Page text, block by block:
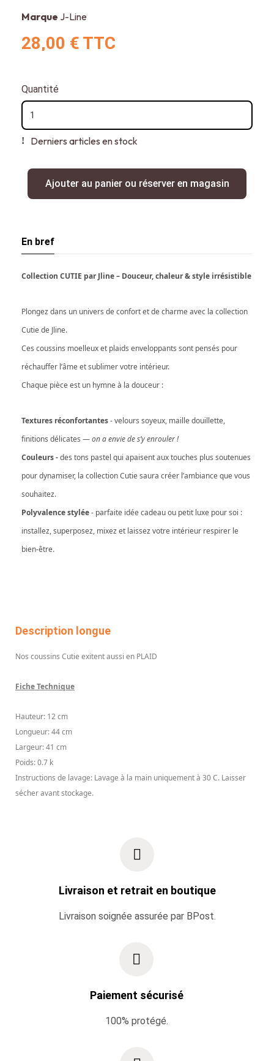
Marque J-Line
28,00 € TTC
Quantité
Derniers articles en stock
Ajouter au panier ou réserver en magasin
En bref
Collection CUTIE par Jline – Douceur, chaleur & style irrésistible
Plongez dans un univers de confort et de charme avec la collection
Cutie de Jline.
Ces coussins moelleux et plaids enveloppants sont pensés pour
réchauffer l’âme et sublimer votre intérieur.
Chaque pièce est un hymne à la douceur :
Textures réconfortantes- velours soyeux, maille douillette,
finitions délicates —on a envie de s’y enrouler !
Couleurs -des tons pastel qui apaisent aux touches plus soutenues
pour dynamiser, la collection Cutie saura créer l’ambiance que vous
souhaitez.
Polyvalence stylée- parfaite idée cadeau ou petit luxe pour soi :
installez, superposez, mixez et laissez votre intérieur respirer le
bien-être.
Description longue
Nos coussins Cutie exitent aussi en PLAID
Fiche Technique
Hauteur: 12 cm
Longueur: 44 cm
Largeur: 41 cm
Poids: 0.7 k
Instructions de lavage: Lavage à la main uniquement à 30 C. Laisser
sécher avant stockage.
Livraison et retrait en boutique
Livraison soignée assurée par BPost.
Paiement sécurisé
100% protégé.